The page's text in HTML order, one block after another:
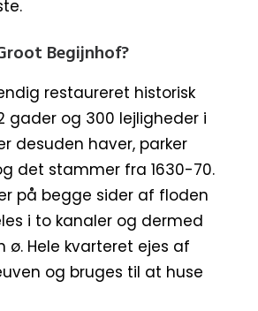
Begijnhof?
restaureret historisk
gader og 300 lejligheder i
desuden haver, parker
det stammer fra 1630-70.
på begge sider af floden
i to kanaler og dermed
ø. Hele kvarteret ejes af
og bruges til at huse